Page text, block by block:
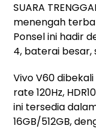
SUARA
menengah
Ponsel ini hadir
4, baterai besar,
Vivo V60
rate 120Hz,
ini tersedia
16GB/512GB,